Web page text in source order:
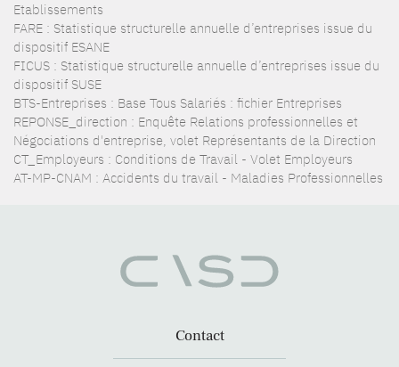
Etablissements
FARE : Statistique structurelle annuelle d’entreprises issue du
dispositif ESANE
FICUS : Statistique structurelle annuelle d’entreprises issue du
dispositif SUSE
BTS-Entreprises : Base Tous Salariés : fichier Entreprises
REPONSE_direction : Enquête Relations professionnelles et
Négociations d'entreprise, volet Représentants de la Direction
CT_Employeurs : Conditions de Travail - Volet Employeurs
AT-MP-CNAM : Accidents du travail - Maladies Professionnelles
Contact